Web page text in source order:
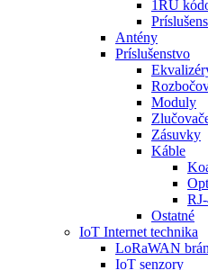
1RU
Antény
Príslušenstvo
Moduly
Zásuvky
Káble
Ostatné
IoT Internet technika
LoRaWAN
IoT senzory